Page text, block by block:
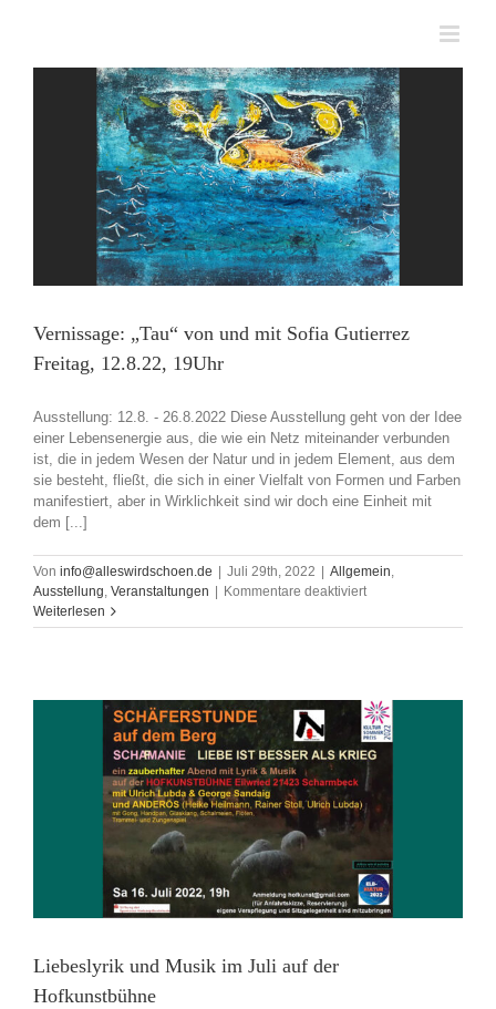
Vernissage: „Tau“ von und mit Sofia Gutierrez
Freitag, 12.8.22, 19Uhr
Ausstellung: 12.8. - 26.8.2022 Diese Ausstellung geht von der Idee
einer Lebensenergie aus, die wie ein Netz miteinander verbunden
ist, die in jedem Wesen der Natur und in jedem Element, aus dem
sie besteht, fließt, die sich in einer Vielfalt von Formen und Farben
manifestiert, aber in Wirklichkeit sind wir doch eine Einheit mit
dem [...]
Von info@alleswirdschoen.de Juli 29th, 2022 Allgemein,
Ausstellung, Veranstaltungen Kommentare deaktiviertfür
„Tau“
Sofia
Gutierrez
Freitag,
12.8.22,
19Uhr
Weiterlesen
Liebeslyrik und Musik im Juli auf der
Hofkunstbühne